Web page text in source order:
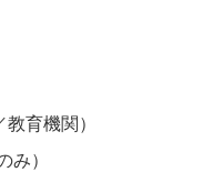
育機関）
み）